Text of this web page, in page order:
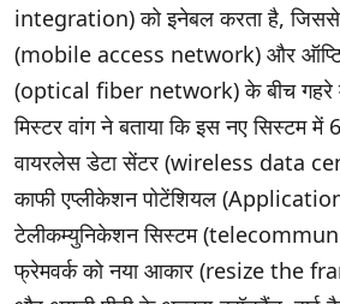
integration) को इनेबल करता है, जिससे
(mobile access network) और
(optical fiber network) के बीच गहरे
मिस्टर वांग ने बताया कि इस नए सिस्टम
वायरलेस डेटा सेंटर (wireless data
काफी एप्लीकेशन पोटेंशियल
टेलीकम्युनिकेशन सिस्टम
फ्रेमवर्क को नया आकार (resize the